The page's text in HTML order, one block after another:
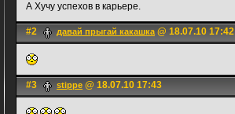
А Хучу успехов в карьере.
#2 давай прыгай какашка@ 18.07.10 17:42
#3 stippe @ 18.07.10 17:43